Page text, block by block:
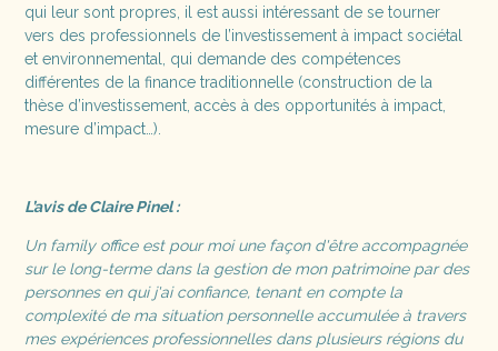
qui leur sont propres, il est aussi intéressant de se tourner
vers des professionnels de l’investissement à impact sociétal
et environnemental, qui demande des compétences
différentes de la finance traditionnelle (construction de la
thèse d’investissement, accès à des opportunités à impact,
mesure d’impact…).
L’avis de Claire Pinel :
Un family office est pour moi une façon d'être accompagnée
sur le long-terme dans la gestion de mon patrimoine par des
personnes en qui j'ai confiance, tenant en compte la
complexité de ma situation personnelle accumulée à travers
mes expériences professionnelles dans plusieurs régions du